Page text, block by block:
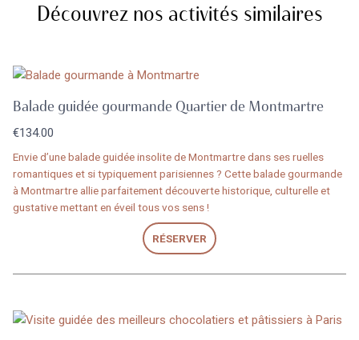
Découvrez nos activités similaires
Balade guidée gourmande Quartier de Montmartre
€134.00
Envie d’une balade guidée insolite de Montmartre dans ses ruelles
romantiques et si typiquement parisiennes ? Cette balade gourmande
à Montmartre allie parfaitement découverte historique, culturelle et
gustative mettant en éveil tous vos sens !
RÉSERVER